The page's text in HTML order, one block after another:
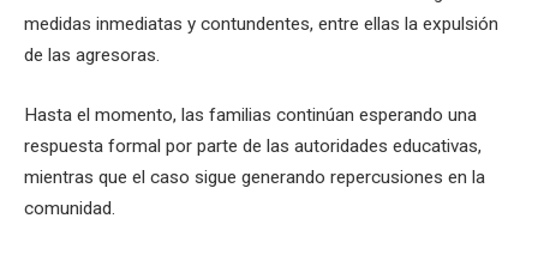
medidas inmediatas y contundentes, entre ellas la expulsión
de las agresoras.
Hasta el momento, las familias continúan esperando una
respuesta formal por parte de las autoridades educativas,
mientras que el caso sigue generando repercusiones en la
comunidad.